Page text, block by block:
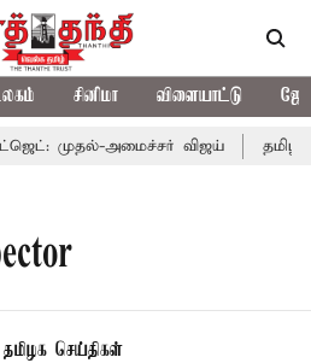
சினிமா விளையாட்டு
முதல்-அமைச்சர் விஜய்
தமிழக செய்திகள்